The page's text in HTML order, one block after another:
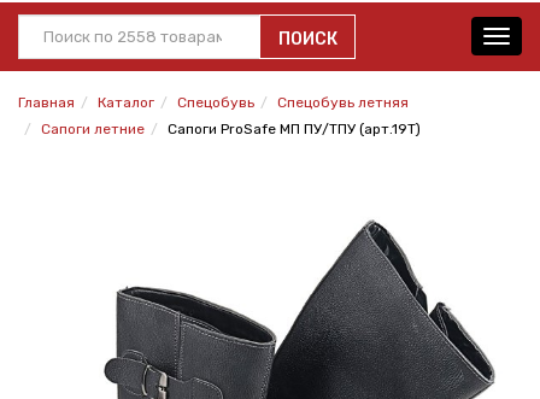
ПОИСК
Главная Каталог Спецобувь
Спецобувь летняя
Сапоги летние
Сапоги ProSafe МП ПУ/ТПУ (арт.19Т)